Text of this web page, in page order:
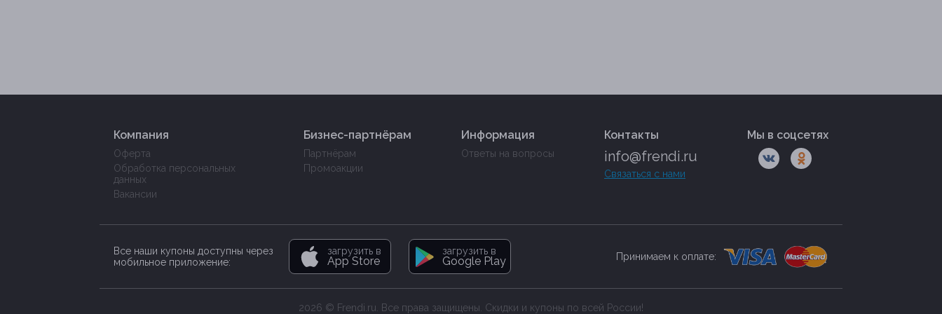
Компания
Оферта
Обработка персональных
данных
Вакансии
Бизнес-партнёрам
Партнёрам
Промоакции
Информация
Ответы на вопросы
Контакты
info@frendi.ru
Связаться с нами
Мы в соцсетях
Все наши купоны доступны через
мобильное приложение:
загрузить в
App Store
загрузить в
Google Play Принимаем к оплате:
2026 © Frendi.ru. Все права защищены. Скидки и купоны по всей России!